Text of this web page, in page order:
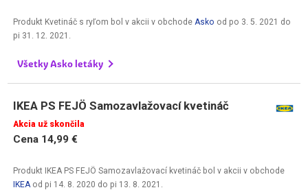
Produkt Kvetináč s ryľom bol v akcii v obchode Asko od po 3. 5. 2021 do
pi 31. 12. 2021
Všetky Asko letáky
IKEA PS FEJÖ Samozavlažovací kvetináč
Akcia už skončila
Cena 14,99 €
Produkt IKEA PS FEJÖ Samozavlažovací kvetináč bol v akcii v obchode
IKEA od pi 14. 8. 2020 do pi 13. 8. 2021